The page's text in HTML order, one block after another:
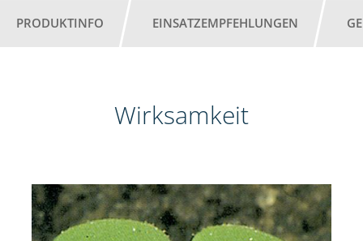
PRODUKTINFO EINSATZEMPFEHLUNGEN
Wirksamkeit